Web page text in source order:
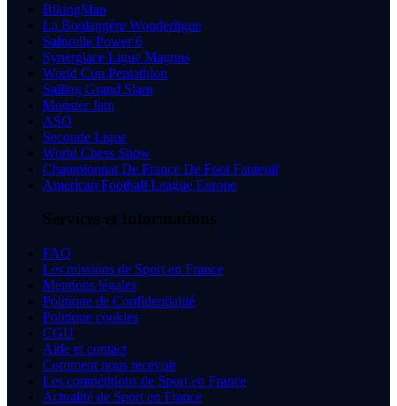
BikingMan
La Boulangère Wonderligue
Saforelle Power 6
Synerglace Ligue Magnus
World Cup Pentathlon
Sailing Grand Slam
Monster Jam
ASO
Seconde Ligue
World Chess Show
Championnat De France De Foot Fauteuil
American Football League Europe
Services et Informations
FAQ
Les missions de Sport en France
Mentions légales
Politique de Confidentialité
Politique cookies
CGU
Aide et contact
Comment nous recevoir
Les compétitions de Sport en France
Actualité de Sport en France